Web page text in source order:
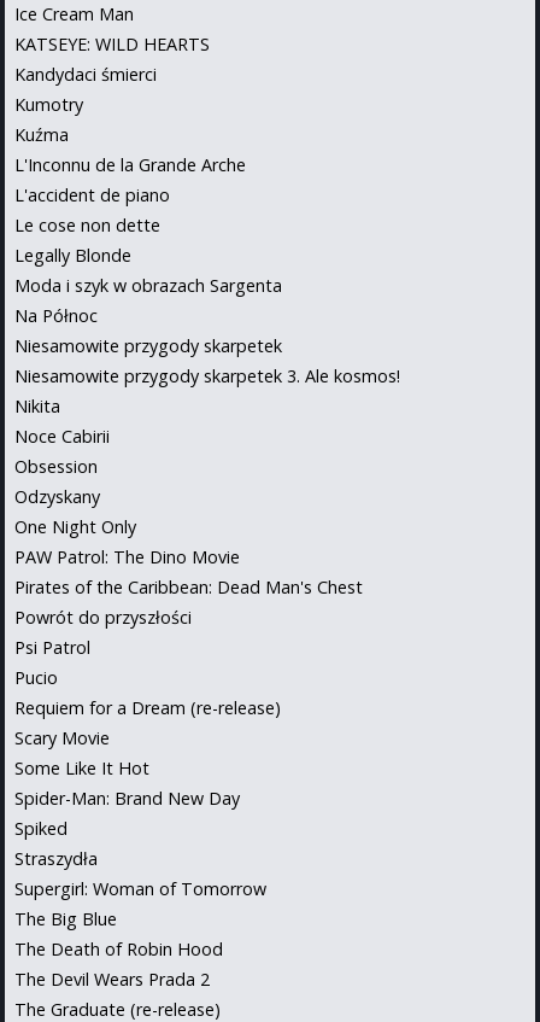
Ice Cream Man
KATSEYE: WILD HEARTS
Kandydaci śmierci
Kumotry
Kuźma
L'Inconnu de la Grande Arche
L'accident de piano
Le cose non dette
Legally Blonde
Moda i szyk w obrazach Sargenta
Na Północ
Niesamowite przygody skarpetek
Niesamowite przygody skarpetek 3. Ale kosmos!
Nikita
Noce Cabirii
Obsession
Odzyskany
One Night Only
PAW Patrol: The Dino Movie
Pirates of the Caribbean: Dead Man's Chest
Powrót do przyszłości
Psi Patrol
Pucio
Requiem for a Dream (re-release)
Scary Movie
Some Like It Hot
Spider-Man: Brand New Day
Spiked
Straszydła
Supergirl: Woman of Tomorrow
The Big Blue
The Death of Robin Hood
The Devil Wears Prada 2
The Graduate (re-release)